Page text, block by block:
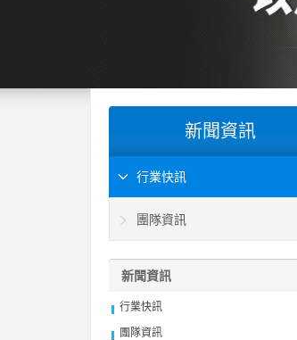
新聞資訊
行業快訊
團隊資訊
新聞資訊
行業快訊
團隊資訊